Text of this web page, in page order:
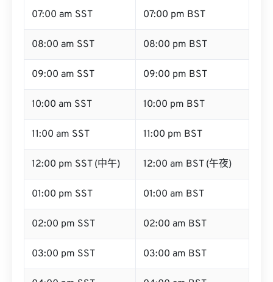
07:00 am SST 07:00 pm BST
08:00 am SST 08:00 pm BST
09:00 am SST 09:00 pm BST
10:00 am SST 10:00 pm BST
11:00 am SST 11:00 pm BST
12:00 pm SST (中午) 12:00 am BST (午夜)
01:00 pm SST 01:00 am BST
02:00 pm SST 02:00 am BST
03:00 pm SST 03:00 am BST